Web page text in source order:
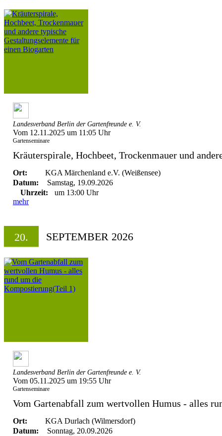
Landesverband Berlin der Gartenfreunde e. V.
Vom 12.11.2025 um 11:05 Uhr
Gartenseminare
Kräuterspirale, Hochbeet, Trockenmauer und
Ort:
KGA Märchenland e.V. (Weißensee)
Datum:
Samstag, 19.09.2026
Uhrzeit:
um 13:00 Uhr
mehr
20. SEPTEMBER 2026
Landesverband Berlin der Gartenfreunde e. V.
Vom 05.11.2025 um 19:55 Uhr
Gartenseminare
Vom Gartenabfall zum wertvollen Humus - alles
Ort:
KGA Durlach (Wilmersdorf)
Datum:
Sonntag, 20.09.2026